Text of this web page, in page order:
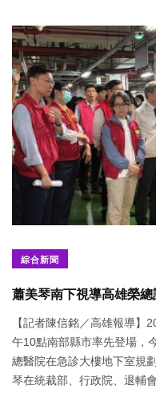
綜合新聞
蕭美琴南下視導高雄榮
【記者陳信銘／高雄報導】
午10點南部縣市率先登場，
總醫院在急診大樓地下室規
琴在統裁部、行政院、退輔